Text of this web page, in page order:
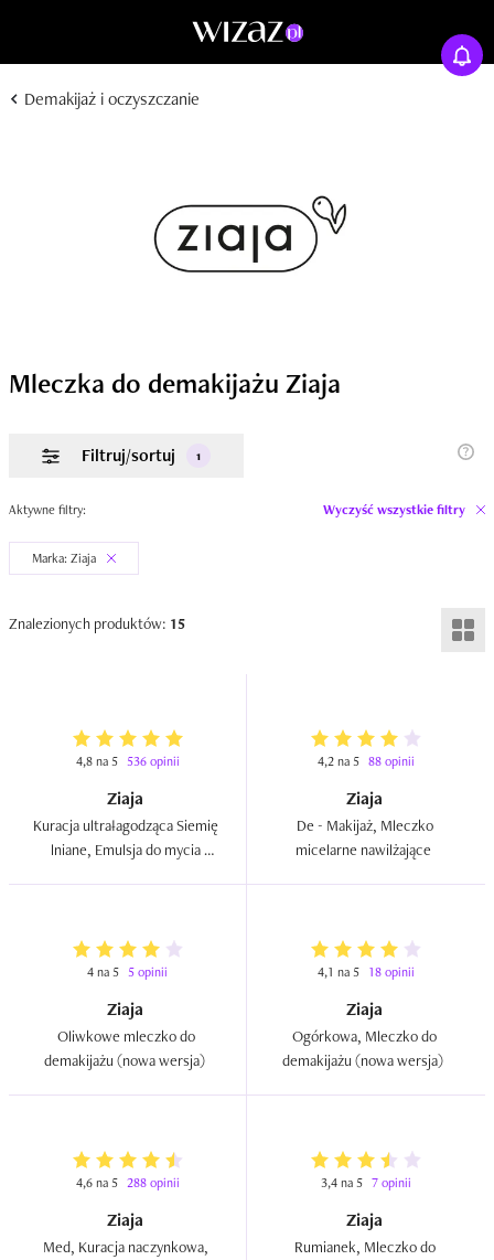
Demakijaż i oczyszczanie
Mleczka do demakijażu Ziaja
Filtruj/sortuj 1
Aktywne filtry: Wyczyść wszystkie filtry
Marka: Ziaja
Znalezionych produktów: 15
4,8 na 5 536 opinii
Ziaja
Kuracja ultrałagodząca Siemię
lniane, Emulsja do mycia
4,2 na 5 88 opinii
Ziaja
De - Makijaż, Mleczko
4 na 5 5 opinii
Ziaja
Oliwkowe mleczko do
4,1 na 5 18 opinii
Ziaja
Ogórkowa, Mleczko do
4,6 na 5 288 opinii
Ziaja
Med, Kuracja naczynkowa,
3,4 na 5 7 opinii
Ziaja
Rumianek, Mleczko do